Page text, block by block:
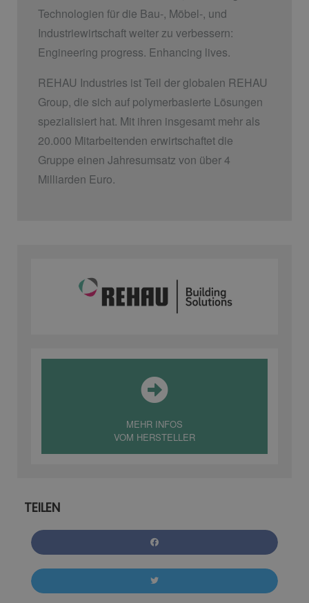
Technologien für die Bau-, Möbel-, und
Industriewirtschaft weiter zu verbessern:
Engineering progress. Enhancing lives.
REHAU Industries ist Teil der globalen REHAU
Group, die sich auf polymerbasierte Lösungen
spezialisiert hat. Mit ihren insgesamt mehr als
20.000 Mitarbeitenden erwirtschaftet die
Gruppe einen Jahresumsatz von über 4
Milliarden Euro.
MEHR INFOS
VOM HERSTELLER
TEILEN